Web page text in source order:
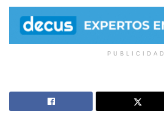
PUBLICIDAD